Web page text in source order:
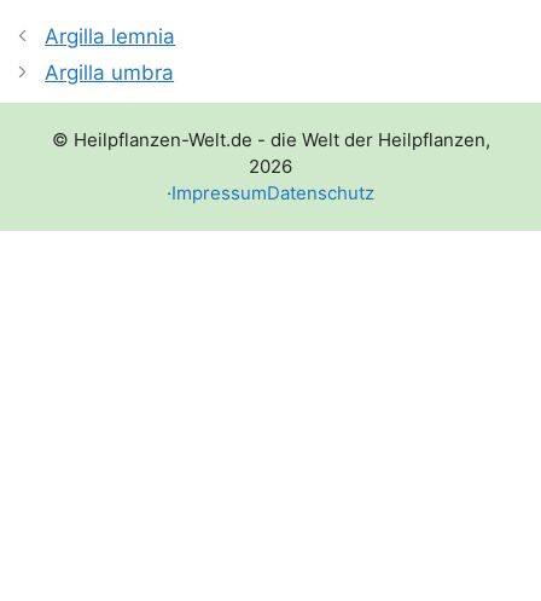
Argilla lemnia
Argilla umbra
© Heilpflanzen-Welt.de - die Welt der Heilpflanzen,
2026
·ImpressumDatenschutz